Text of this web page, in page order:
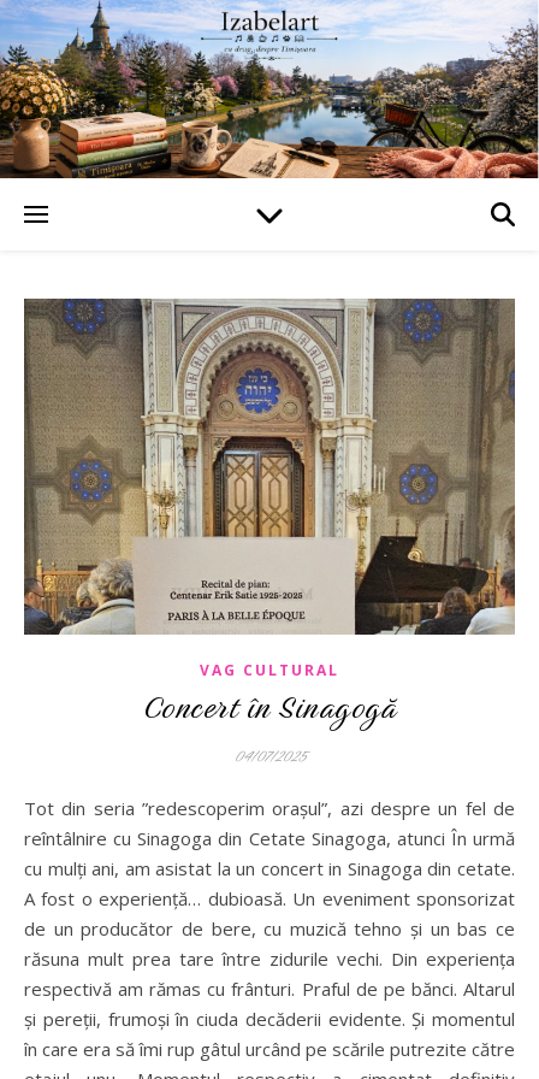
VAG CULTURAL
Concert în Sinagogă
04/07/2025
Tot din seria ”redescoperim orașul”, azi despre un fel de
reîntâlnire cu Sinagoga din Cetate Sinagoga, atunci În urmă
cu mulți ani, am asistat la un concert in Sinagoga din cetate.
A fost o experiență… dubioasă. Un eveniment sponsorizat
de un producător de bere, cu muzică tehno și un bas ce
răsuna mult prea tare între zidurile vechi. Din experiența
respectivă am rămas cu frânturi. Praful de pe bănci. Altarul
și pereții, frumoși în ciuda decăderii evidente. Și momentul
în care era să îmi rup gâtul urcând pe scările putrezite către